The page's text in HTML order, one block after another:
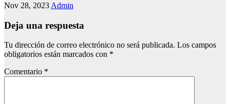
Nov 28, 2023 Admin
Deja una respuesta
Tu dirección de correo electrónico no será publicada. Los campos
obligatorios están marcados con *
Comentario *